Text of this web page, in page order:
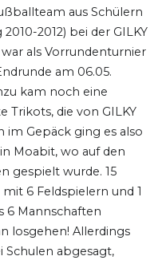
aus Schülern
2012) bei der GILKY
als Vorrundenturnier
am 06.05.
kam noch eine
Trikots, die von GILKY
im Gepäck ging es also
Moabit, wo auf den
gespielt wurde. 15
6 Feldspielern und 1
6 Mannschaften
losgehen! Allerdings
Schulen abgesagt,